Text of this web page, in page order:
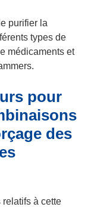
purifier la
types de
médicaments et
pour
des
relatifs à cette